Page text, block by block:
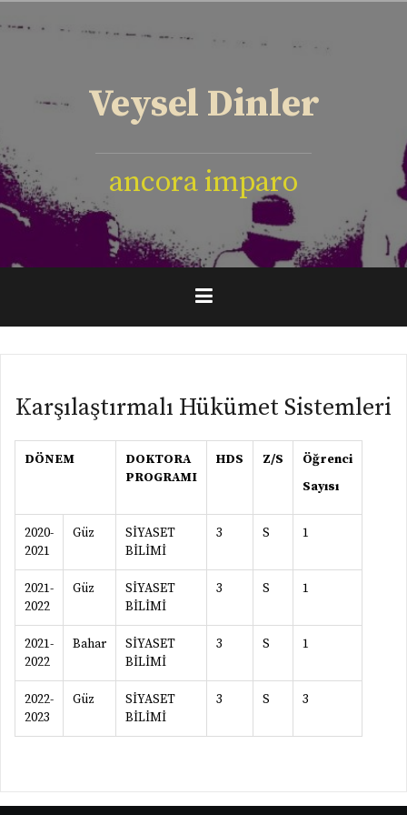
geç
Veysel Dinler
ancora imparo
Karşılaştırmalı Hükümet Sistemleri
DÖNEM
DOKTORA
PROGRAMI
HDS Z/S
Öğrenci
Sayısı
2020-
2021
Güz
SİYASET
BİLİMİ
3 S 1
2021-
2022
Güz
SİYASET
BİLİMİ
3 S 1
2021-
2022
Bahar
SİYASET
BİLİMİ
3 S 1
2022-
2023
Güz
SİYASET
BİLİMİ
3 S 3